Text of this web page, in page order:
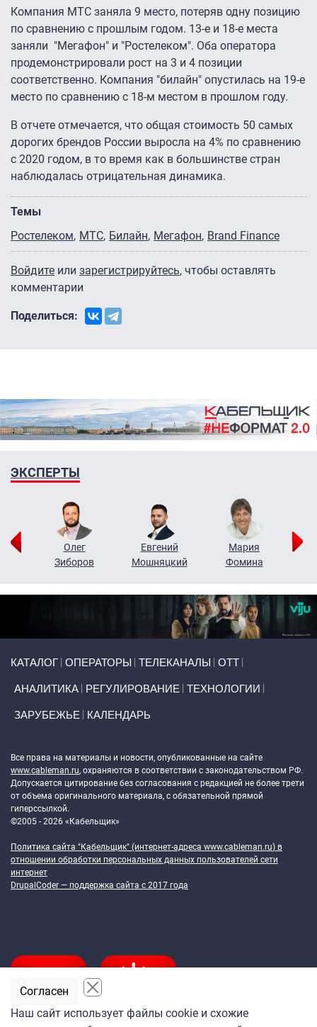
Компания МТС заняла 9 место, потеряв одну позицию
по сравнению с прошлым годом. 13-е и 18-е места
заняли "Мегафон" и "Ростелеком". Оба оператора
продемонстрировали рост на 3 и 4 позиции
соответственно. Компания "билайн" опустилась на 19-е
место по сравнению с 18-м местом в прошлом году.
В отчете отмечается, что общая стоимость 50 самых
дорогих брендов России выросла на 4% по сравнению
с 2020 годом, в то время как в большинстве стран
наблюдалась отрицательная динамика.
Темы
Ростелеком МТС Билайн Мегафон Brand Finance
Войдите или зарегистрируйтесь, чтобы оставлять
комментарии
Поделиться:
ЭКСПЕРТЫ
Олег
Зиборов
Евгений
Мошняцкий
Мария
Фомина
КАТАЛОГ ОПЕРАТОРЫ ТЕЛЕКАНАЛЫ ОТТ
АНАЛИТИКА РЕГУЛИРОВАНИЕ ТЕХНОЛОГИИ
ЗАРУБЕЖЬЕ КАЛЕНДАРЬ
Все права на материалы и новости, опубликованные на сайте
www.cableman.ru, охраняются в соответствии с законодательством РФ.
Допускается цитирование без согласования с редакцией не более трети
от объема оригинального материала, с обязательной прямой
гиперссылкой.
©2005 - 2026 «Кабельщик»
Политика сайта "Кабельщик" (интернет-адреса www.cableman.ru) в
отношении обработки персональных данных пользователей сети
интернет
DrupalCoder — поддержка сайта c 2017 года
Наш сайт использует файлы cookie и схожие
Согласен